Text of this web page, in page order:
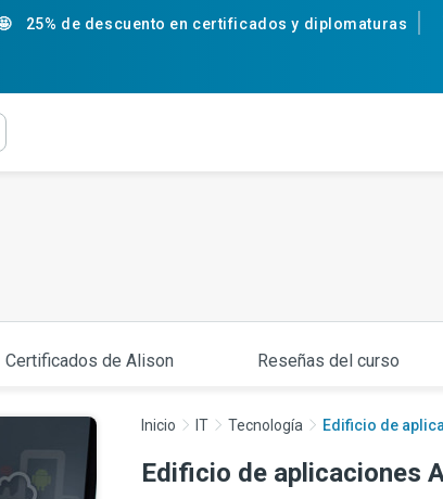
25% de descuento en certificados y diplomaturas
Certificados de Alison Reseñas del curso
Inicio IT Tecnología Edificio de
Edificio de aplicaciones